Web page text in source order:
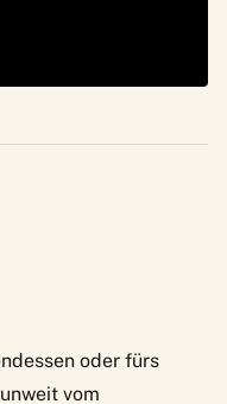
oder fürs
unweit vom